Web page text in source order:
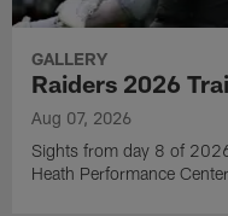
GALLERY
Raiders 2026
Aug 07, 2026
Sights from day 8 of
Heath Performance